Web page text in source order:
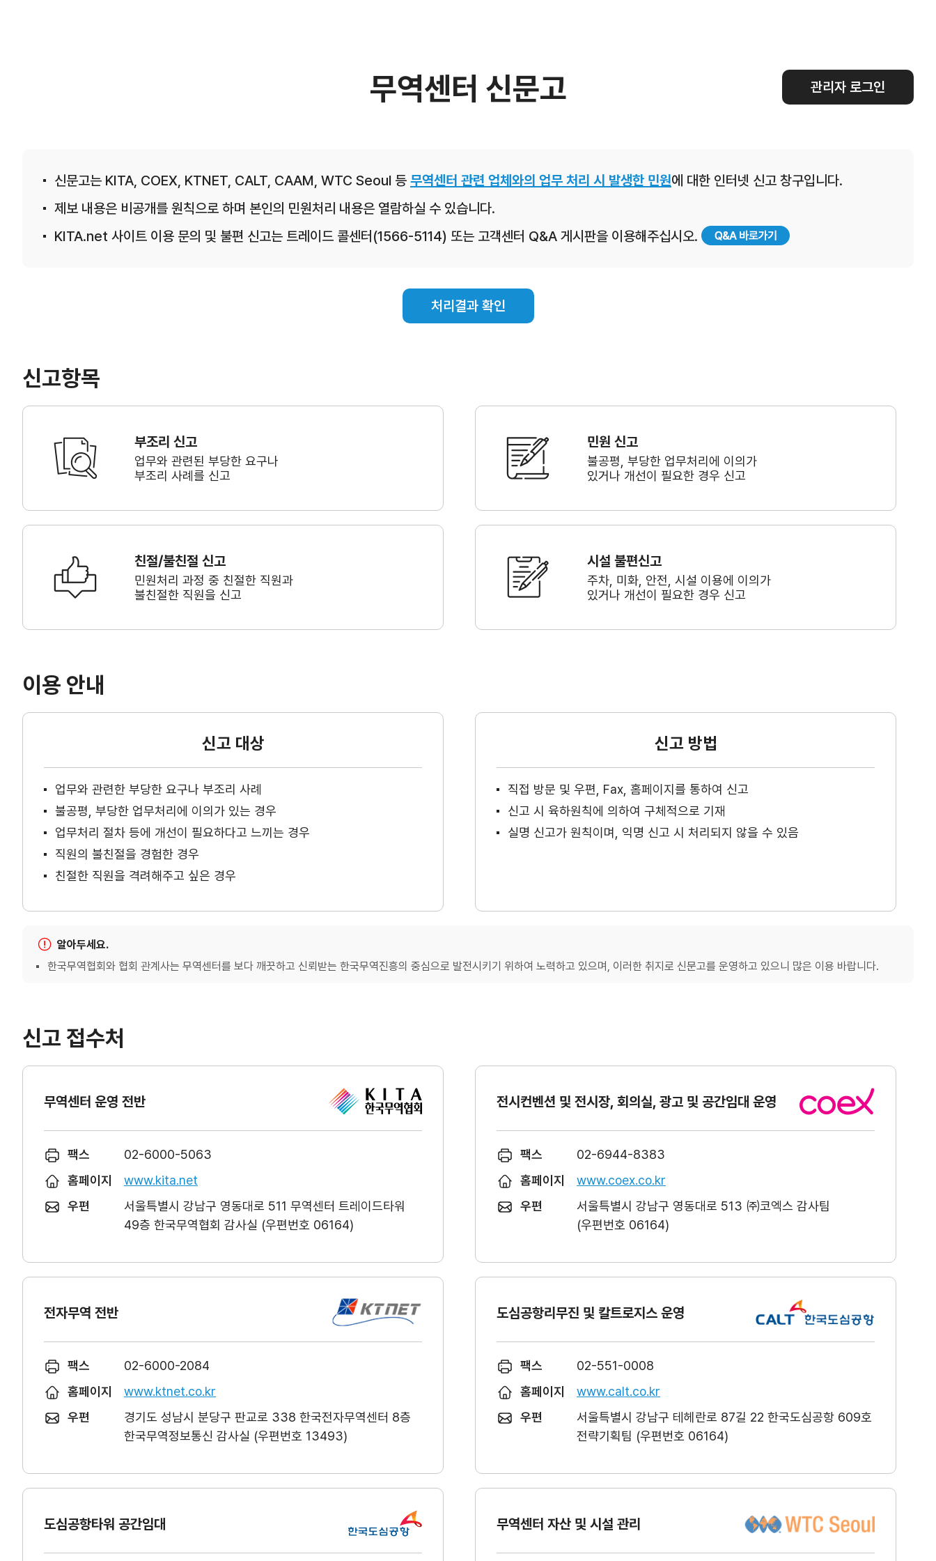
무역센터 신문고 관리자 로그인
신문고는 KITA, COEX, KTNET, CALT, CAAM, WTC Seoul 등 무역센터 관련 업체와의 업무 처리 시 발생한 민원에 대한 인터넷 신고 창구입니다.
제보 내용은 비공개를 원칙으로 하며 본인의 민원처리 내용은 열람하실 수 있습니다.
KITA.net 사이트 이용 문의 및 불편 신고는 트레이드 콜센터(1566-5114) 또는 고객센터 Q&A 게시판을 이용해주십시오.
처리결과 확인
신고항목
부조리 신고
업무와 관련된 부당한 요구나
부조리 사례를 신고
민원 신고
불공평, 부당한 업무처리에 이의가
있거나 개선이 필요한 경우 신고
친절/불친절 신고
민원처리 과정 중 친절한 직원과
불친절한 직원을 신고
시설 불편신고
주차, 미화, 안전, 시설 이용에 이의가
있거나 개선이 필요한 경우 신고
이용 안내
신고 대상
업무와 관련한 부당한 요구나 부조리 사례
불공평, 부당한 업무처리에 이의가 있는 경우
업무처리 절차 등에 개선이 필요하다고 느끼는 경우
직원의 불친절을 경험한 경우
친절한 직원을 격려해주고 싶은 경우
신고 방법
직접 방문 및 우편, Fax, 홈페이지를 통하여 신고
신고 시 육하원칙에 의하여 구체적으로 기재
실명 신고가 원칙이며, 익명 신고 시 처리되지 않을 수 있음
알아두세요.
한국무역협회와 협회 관계사는 무역센터를 보다 깨끗하고 신뢰받는 한국무역진흥의 중심으로 발전시키기 위하여 노력하고 있으며, 이러한 취지로 신문고를 운영하고 있으니 많은 이용 바랍니다.
신고 접수처
무역센터 운영 전반
팩스
02-6000-5063
홈페이지
www.kita.net
우편
서울특별시 강남구 영동대로 511 무역센터 트레이드타워
49층 한국무역협회 감사실 (우편번호 06164)
전시컨벤션 및 전시장, 회의실, 광고 및 공간임대 운영
팩스
02-6944-8383
홈페이지
www.coex.co.kr
우편
서울특별시 강남구 영동대로 513 ㈜코엑스 감사팀
(우편번호 06164)
전자무역 전반
팩스
02-6000-2084
홈페이지
www.ktnet.co.kr
우편
경기도 성남시 분당구 판교로 338 한국전자무역센터 8층
한국무역정보통신 감사실 (우편번호 13493)
도심공항리무진 및 칼트로지스 운영
팩스
02-551-0008
홈페이지
www.calt.co.kr
우편
서울특별시 강남구 테헤란로 87길 22 한국도심공항 609호
전략기획팀 (우편번호 06164)
도심공항타워 공간임대 무역센터 자산 및 시설 관리